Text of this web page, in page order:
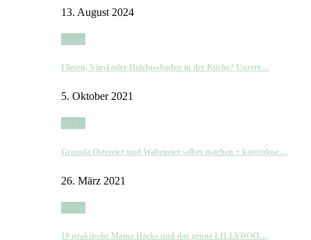
13. August 2024
Fliesen, Vinyl oder Holzfussboden in der Küche? Unsere…
5. Oktober 2021
Granola Ostereier und Wabeneier selber machen + kostenlose…
26. März 2021
10 praktische Mama Hacks und das grüne LILLYDOO…